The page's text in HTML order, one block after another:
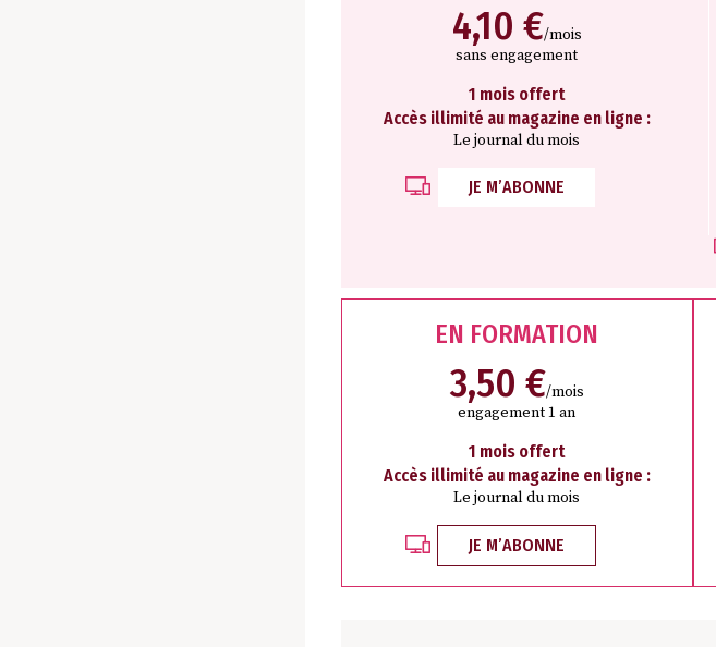
4,10 €/mois
sans engagement
1 mois offert
Accès illimité au magazine en ligne :
Le journal du mois
JE M’ABONNE
EN FORMATION
3,50 €/mois
engagement 1 an
1 mois offert
Accès illimité au magazine en ligne :
Le journal du mois
JE M’ABONNE